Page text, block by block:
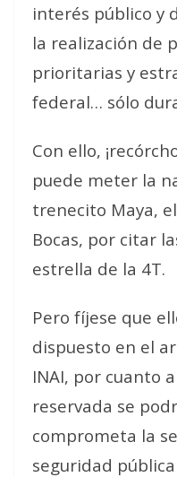
interés público y
la realización de
prioritarias y
federal… sólo
Con ello,
puede meter la
trenecito Maya,
Bocas, por citar
estrella de la 4T.
Pero fíjese que
dispuesto en el
INAI, por cuanto
reservada se
comprometa la
seguridad